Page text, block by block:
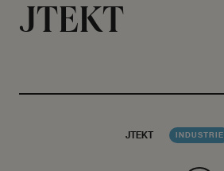
JTEKT
JTEKT INDUSTRIE